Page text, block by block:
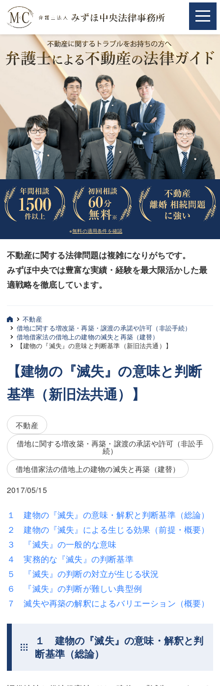
取扱分野
相続・遺言
離婚（夫婦間トラブル）
企業法務
労働問題（解雇，残業等）
刑事弁護
交通事故
法律相談など（その他）
お客様へ
みずほ中央の特長・形式編
弁護士紹介
酒井 博之
坂本 陽一
桶川 聡
三平 隆史
吉元 優仁
小川 祐
不動産
相続・遺言
離婚（夫婦間トラブル）
企業法務
交通事故
※無料の適用条件を確認
不動産に関する法律問題は複雑になりがちです。
みずほ中央では豊富な実績・経験を最大限活かした最
適戦略を徹底しています。
取扱分野
相続・遺言
離婚（夫婦間トラブル）
企業法務
労働問題（解雇，残業等）
刑事弁護
交通事故
法律相談など（その他）
お客様へ
みずほ中央の特長・形式編
弁護士紹介
酒井 博之
坂本 陽一
桶川 聡
三平 隆史
吉元 優仁
弁護士費用
相続・遺言
離婚（夫婦間トラブル）
企業法務
労働問題（解雇，残業等）
不動産登記
不動産
借地に関する増改築・再築・譲渡の承諾や許可（非訟手続）
借地借家法の借地上の建物の滅失と再築（建替）
【建物の『滅失』の意味と判断基準（新旧法共通）】
【建物の『滅失』の意味と判断
基準（新旧法共通）】
不動産
借地に関する増改築・再築・譲渡の承諾や許可（非訟手
続）
借地借家法の借地上の建物の滅失と再築（建替）
2017/05/15
１ 建物の『滅失』の意味・解釈と判断基準（総論）
２ 建物の『滅失』による生じる効果（前提・概要）
３ 『滅失』の一般的な意味
４ 実務的な『滅失』の判断基準
５ 『滅失』の判断の対立が生じる状況
６ 『滅失』の判断が難しい典型例
７ 滅失や再築の解釈によるバリエーション（概要）
１ 建物の『滅失』の意味・解釈と判
断基準（総論）